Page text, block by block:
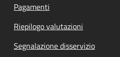
Pagamenti
Riepilogo valutazioni
Segnalazione disservizio